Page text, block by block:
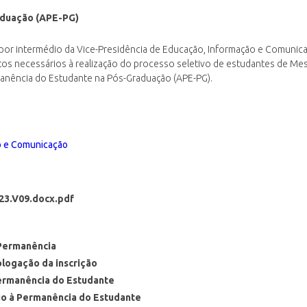
(APE-PG)
intermédio da Vice-Presidência de Educação, Informação e
necessários à realização do processo seletivo de estudantes de
do Estudante na Pós-Graduação (APE-PG).
Comunicação
da inscrição
do Estudante
à Permanência do Estudante